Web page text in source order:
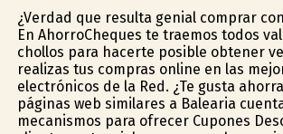
¿Verdad que resulta genial comprar
En AhorroCheques te traemos todos
chollos para hacerte posible obtener
realizas tus compras online en las
electrónicos de la Red. ¿Te gusta
páginas web similares a Balearia
mecanismos para ofrecer Cupones